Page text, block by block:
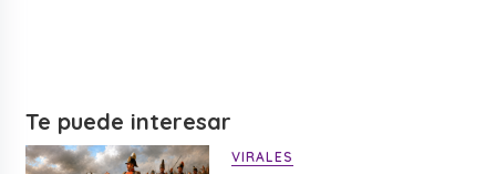
Te puede interesar
VIRALES